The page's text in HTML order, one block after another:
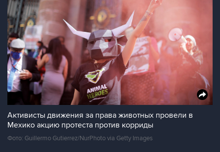
Активисты движения за права животных провели в
Мехико акцию протеста против корриды
Фото: Guillermo Gutierrez/NurPhoto via Getty Images